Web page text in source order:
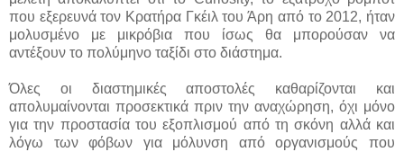
που εξερευνά τον Κρατήρα Γκέιλ του Άρη από το 2012, ήταν
μολυσμένο με μικρόβια που ίσως θα μπορούσαν να
αντέξουν το πολύμηνο ταξίδι στο διάστημα.
Όλες οι διαστημικές αποστολές καθαρίζονται και
απολυμαίνονται προσεκτικά πριν την αναχώρηση, όχι μόνο
για την προστασία του εξοπλισμού από τη σκόνη αλλά και
λόγω των φόβων για μόλυνση από οργανισμούς που